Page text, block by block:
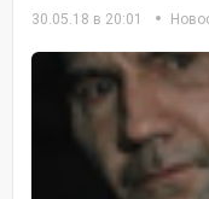
30.05.18 в 20:01